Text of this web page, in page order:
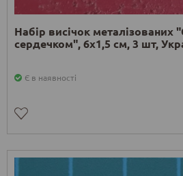
Набір висічок металізованих
сердечком", 6х1,5 см, 3 шт,
Є в наявності